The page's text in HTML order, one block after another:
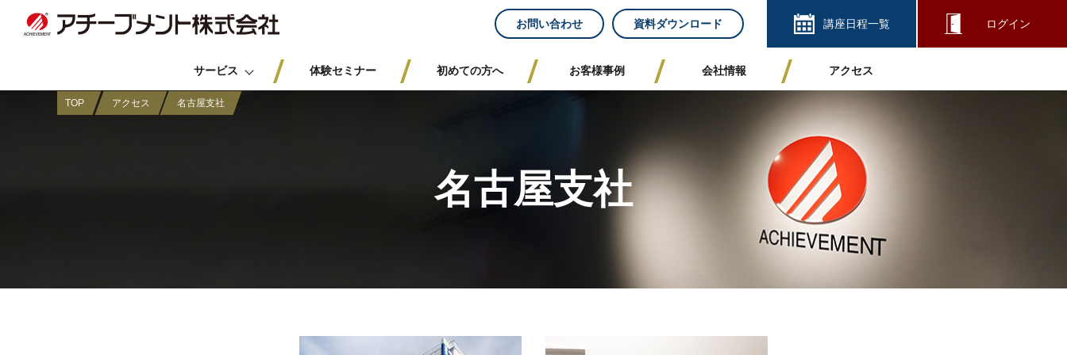
お問い合わせ 資料ダウンロード 講座日程一覧 ログイン
サービス 体験セミナー 初めての方へ お客様事例 会社情報 アクセス
TOP アクセス 名古屋支社
名古屋支社